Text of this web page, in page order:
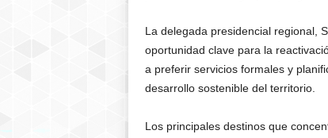
La delegada presidencial regional,
oportunidad clave para la
a preferir servicios formales y
desarrollo sostenible del territorio.
Los principales destinos que